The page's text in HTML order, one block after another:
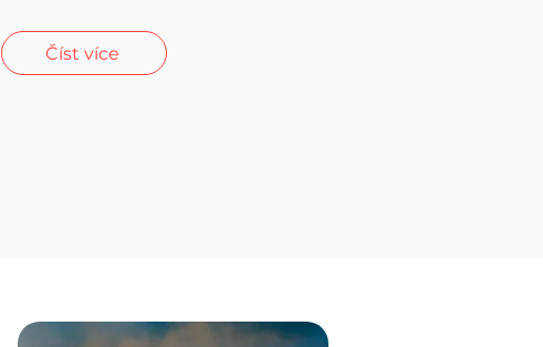
Číst více